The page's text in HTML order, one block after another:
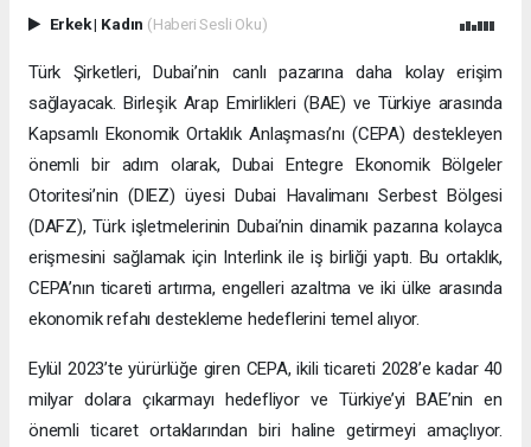
Erkek| Kadın (Haberi Sesli Oku)
Türk Şirketleri, Dubai’nin canlı pazarına daha kolay erişim
sağlayacak. Birleşik Arap Emirlikleri (BAE) ve Türkiye arasında
Kapsamlı Ekonomik Ortaklık Anlaşması’nı (CEPA) destekleyen
önemli bir adım olarak, Dubai Entegre Ekonomik Bölgeler
Otoritesi’nin (DIEZ) üyesi Dubai Havalimanı Serbest Bölgesi
(DAFZ), Türk işletmelerinin Dubai’nin dinamik pazarına kolayca
erişmesini sağlamak için Interlink ile iş birliği yaptı. Bu ortaklık,
CEPA’nın ticareti artırma, engelleri azaltma ve iki ülke arasında
ekonomik refahı destekleme hedeflerini temel alıyor.
Eylül 2023’te yürürlüğe giren CEPA, ikili ticareti 2028’e kadar 40
milyar dolara çıkarmayı hedefliyor ve Türkiye’yi BAE’nin en
önemli ticaret ortaklarından biri haline getirmeyi amaçlıyor.